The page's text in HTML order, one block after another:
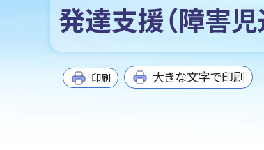
発達支援（障害
印刷 大きな文字で印刷